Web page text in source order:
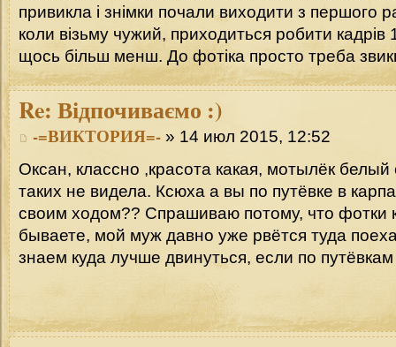
привикла і знімки почали виходити з першого
коли візьму чужий, приходиться робити
щось більш менш. До фотіка просто треба
Re: Відпочиваємо :)
-=ВИКТОРИЯ=- » 14 июл 2015, 12:52
Оксан, классно ,красота какая, мотылёк
таких не видела. Ксюха а вы по путёвке в
своим ходом?? Спрашиваю потому, что фотки
бываете, мой муж давно уже рвётся туда
знаем куда лучше двинуться, если по